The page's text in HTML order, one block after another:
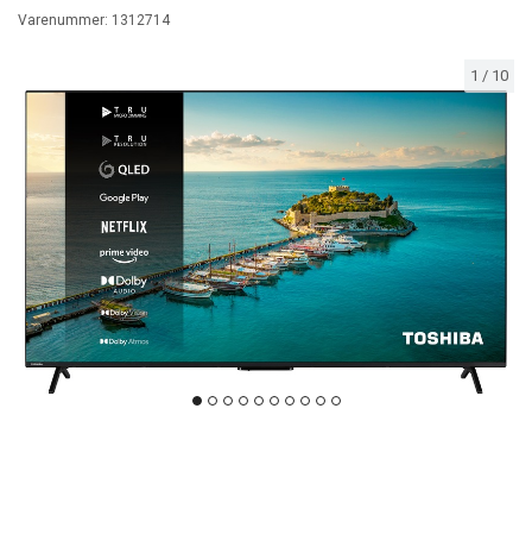
1 / 10
Varenummer: 1312714